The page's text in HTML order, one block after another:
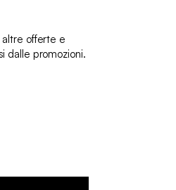
offerte e
dalle promozioni.